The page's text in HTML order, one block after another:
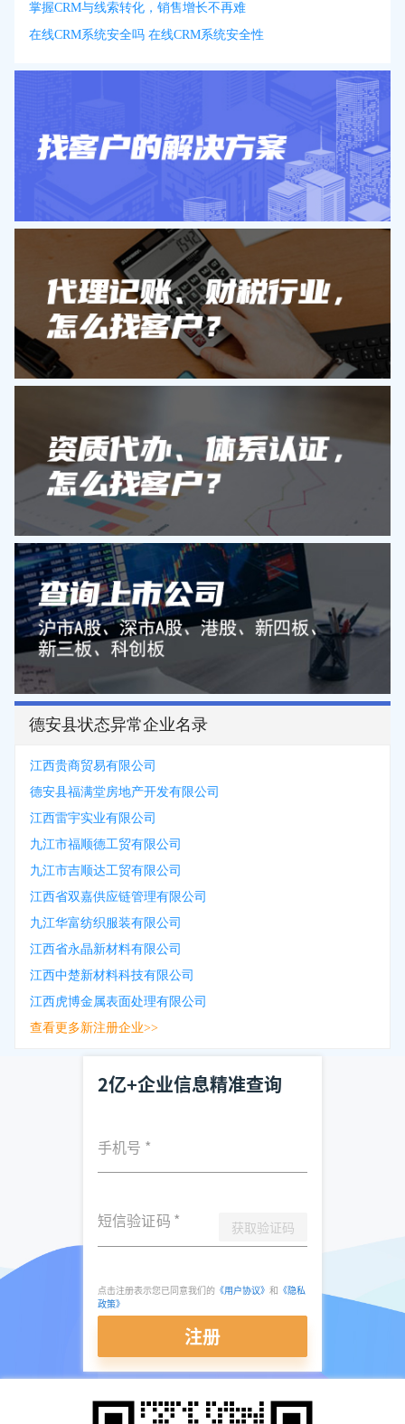
掌握CRM与线索转化，销售增长不再难
在线CRM系统安全吗 在线CRM系统安全性
德安县状态异常企业名录
江西贵商贸易有限公司
德安县福满堂房地产开发有限公司
江西雷宇实业有限公司
九江市福顺德工贸有限公司
九江市吉顺达工贸有限公司
江西省双嘉供应链管理有限公司
九江华富纺织服装有限公司
江西省永晶新材料有限公司
江西中楚新材料科技有限公司
江西虎博金属表面处理有限公司
查看更多新注册企业>>
2亿+企业信息精准查询
手机号 *
短信验证码 * 获取验证码
点击注册表示您已同意我们的 《用户协议》 和 《隐私
政策》
注册